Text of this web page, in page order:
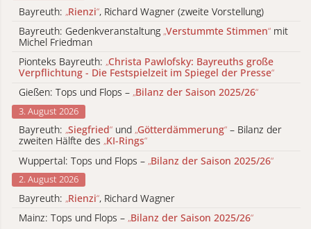
Bayreuth: „Rienzi“, Richard Wagner (zweite Vorstellung)
Bayreuth: Gedenkveranstaltung „Verstummte Stimmen“ mit
Michel Friedman
Pionteks Bayreuth: „Christa Pawlofsky: Bayreuths große
Verpflichtung - Die Festspielzeit im Spiegel der Presse“
Gießen: Tops und Flops – „Bilanz der Saison 2025/26“
3. August 2026
Bayreuth: „Siegfried“ und „Götterdämmerung“ – Bilanz der
zweiten Hälfte des „KI-Rings“
Wuppertal: Tops und Flops – „Bilanz der Saison 2025/26“
2. August 2026
Bayreuth: „Rienzi“, Richard Wagner
Mainz: Tops und Flops – „Bilanz der Saison 2025/26“